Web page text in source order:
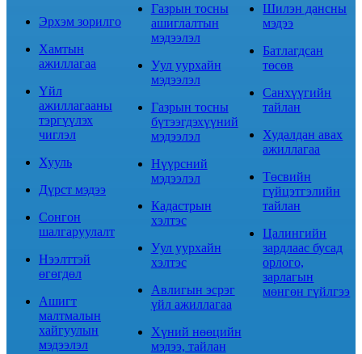
Эрхэм зорилго
Хамтын
ажиллагаа
Үйл
ажиллагааны
тэргүүлэх
чиглэл
Хууль
Дүрст мэдээ
Сонгон
шалгаруулалт
Нээлттэй
өгөгдөл
Ашигт
малтмалын
хайгуулын
мэдээлэл
Газрын тосны
ашиглалтын
мэдээлэл
Уул уурхайн
мэдээлэл
Газрын тосны
бүтээгдэхүүний
мэдээлэл
Нүүрсний
мэдээлэл
Кадастрын
хэлтэс
Уул уурхайн
хэлтэс
Авлигын эсрэг
үйл ажиллагаа
Хүний нөөцийн
мэдээ, тайлан
Шилэн дансны
мэдээ
Батлагдсан
төсөв
Санхүүгийн
тайлан
Худалдан авах
ажиллагаа
Төсвийн
гүйцэтгэлийн
тайлан
Цалингийн
зардлаас бусад
орлого,
зарлагын
мөнгөн гүйлгээ